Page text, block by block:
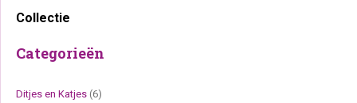
Collectie
Categorieën
Ditjes en Katjes (6)